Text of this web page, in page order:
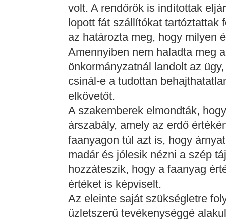
volt. A rendőrök is indítottak
lopott fát szállítókat tartóztattak
az határozta meg, hogy milyen
Amennyiben nem haladta meg
önkormányzatnál landolt az
csinál-e a tudottan
elkövetőt.
A szakemberek elmondták,
árszabály, amely az erdő
faanyagon túl azt is, hogy
madár és jólesik nézni a szép
hozzáteszik, hogy a faanyag
értéket is képviselt.
Az eleinte saját szükségletre
üzletszerű tevékenységgé